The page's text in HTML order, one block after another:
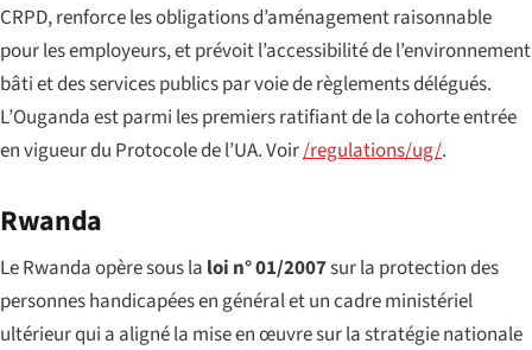
CRPD, renforce les obligations d’aménagement raisonnable
pour les employeurs, et prévoit l’accessibilité de l’environnement
bâti et des services publics par voie de règlements délégués.
L’Ouganda est parmi les premiers ratifiant de la cohorte entrée
en vigueur du Protocole de l’UA. Voir/regulations/ug/.
Rwanda
Le Rwanda opère sous la loi n° 01/2007sur la protection des
personnes handicapées en général et un cadre ministériel
ultérieur qui a aligné la mise en œuvre sur la stratégie nationale